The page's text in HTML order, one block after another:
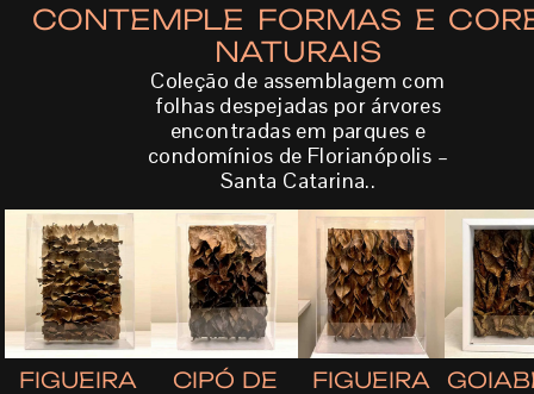
CONTEMPLE FORMAS E
NATURAIS
Coleção de assemblagem com
folhas despejadas por árvores
encontradas em parques e
condomínios de Florianópolis –
Santa Catarina..
FIGUEIRA
CIPÓ DE
FIGUEIRA